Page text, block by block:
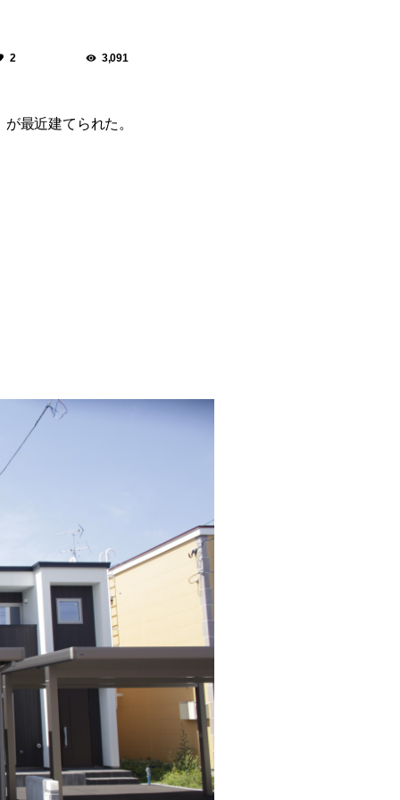
2 3,091
最近建てられた。